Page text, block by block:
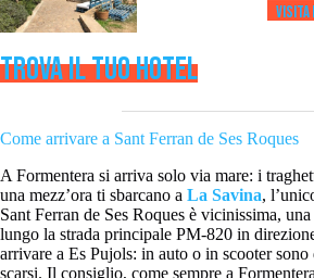
Visita
TROVA IL TUO HOTEL
Come arrivare a Sant Ferran de Ses Roques
A Formentera si arriva solo via mare: i
una mezz’ora ti sbarcano a La Savina,
Sant Ferran de Ses Roques è vicinissima,
lungo la strada principale PM-820 in
arrivare a Es Pujols: in auto o in scooter
scarsi. Il consiglio, come sempre a